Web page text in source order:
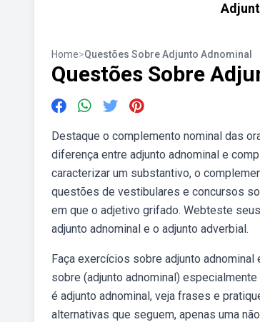
Home>Questões Sobre Adjunto Adnominal
Questões Sobre
Destaque o complemento nominal das
diferença entre adjunto adnominal e
caracterizar um substantivo, o
questões de vestibulares e concursos
em que o adjetivo grifado. Webteste
adjunto adnominal e o adjunto adverbial.
Faça exercícios sobre adjunto
sobre (adjunto adnominal)
é adjunto adnominal, veja frases e
alternativas que seguem, apenas uma